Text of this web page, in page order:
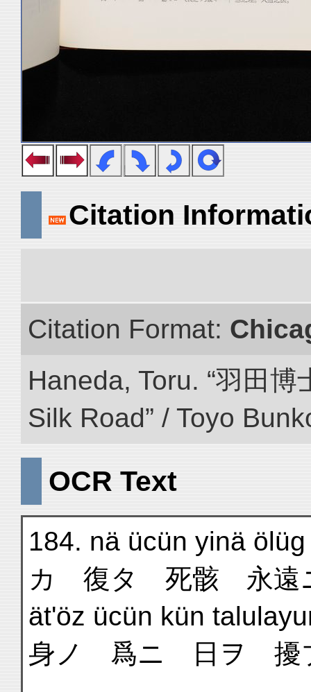
Citation
Citation Format:
Haneda, Toru. “羽田博
Silk Road” / Toyo
OCR Text
184. nä ücün yinä
カ 復タ 死骸 永遠
ät'öz ücün kün
身ノ 爲ニ 日ヲ 擾